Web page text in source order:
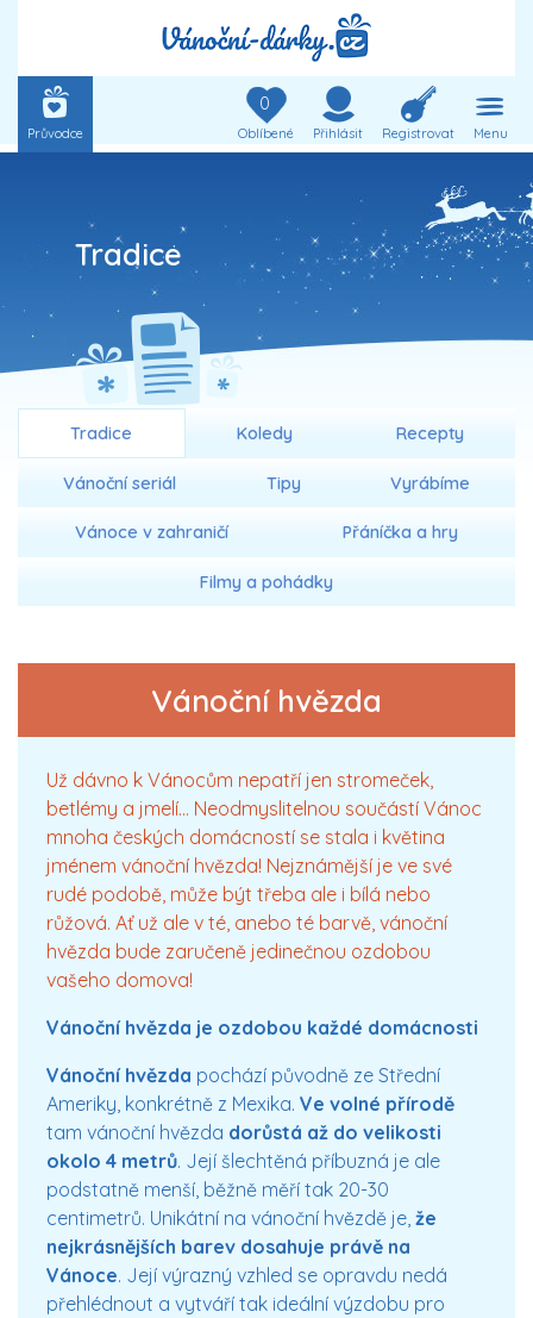
Průvodce
0
Oblíbené Přihlásit Registrovat Menu
Tradice
Tradice Koledy Recepty
Vánoční seriál Tipy Vyrábíme
Vánoce v zahraničí Přáníčka a hry
Filmy a pohádky
Vánoční hvězda
Už dávno k Vánocům nepatří jen stromeček,
betlémy a jmelí… Neodmyslitelnou součástí Vánoc
mnoha českých domácností se stala i květina
jménem vánoční hvězda! Nejznámější je ve své
rudé podobě, může být třeba ale i bílá nebo
růžová. Ať už ale v té, anebo té barvě, vánoční
hvězda bude zaručeně jedinečnou ozdobou
vašeho domova!
Vánoční hvězda je ozdobou každé domácnosti
Vánoční hvězda pochází původně ze Střední
Ameriky, konkrétně z Mexika. Ve volné přírodě
tam vánoční hvězda dorůstá až do velikosti
okolo 4 metrů. Její šlechtěná příbuzná je ale
podstatně menší, běžně měří tak 20-30
centimetrů. Unikátní na vánoční hvězdě je, že
nejkrásnějších barev dosahuje právě na
Vánoce. Její výrazný vzhled se opravdu nedá
přehlédnout a vytváří tak ideální výzdobu pro